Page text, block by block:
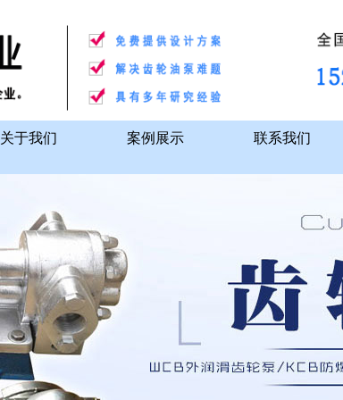
关于我们 案例展示 联系我们